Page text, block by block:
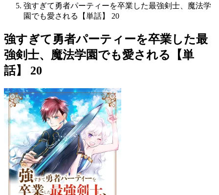
強すぎて勇者パーティーを卒業した最強剣士、魔法学
園でも愛される【単話】 20
強すぎて勇者パーティーを卒業した最
強剣士、魔法学園でも愛される【単
話】 20